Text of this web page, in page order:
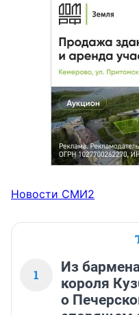
Новости СМИ2
1
Из
короля
о